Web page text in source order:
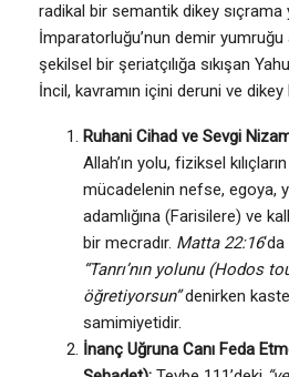
radikal bir semantik dikey sıçrama
İmparatorluğu’nun demir
şekilsel bir şeriatçılığa sıkışan
İncil, kavramın içini deruni ve
Ruhani Cihad ve Sevgi
Allah’ın yolu, fiziksel
mücadelenin nefse, egoya,
adamlığına (Farisilere) ve
bir mecradır. Matta 22:16
“Tanrı’nın yolunu (Hodos
öğretiyorsun”denirken
samimiyetidir.
İnanç Uğruna Canı Feda